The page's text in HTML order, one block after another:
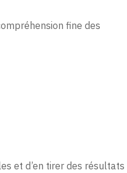
fine des
et d’en tirer des résultats